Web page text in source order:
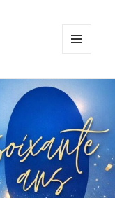
WIDGETS